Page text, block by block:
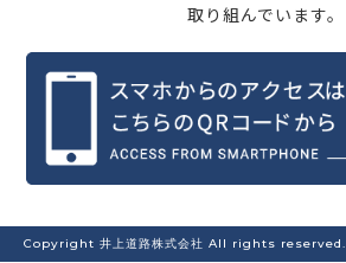
取り組んでいます。
Copyright 井上道路株式会社 All rights reserved.